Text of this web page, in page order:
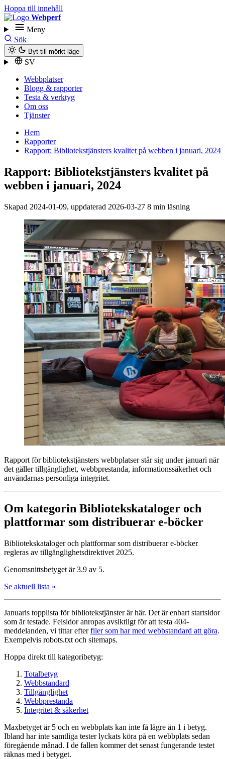
Hoppa till innehåll
Webperf
Meny
Sök
Byt till mörkt läge
SV
Webbplatser
Blogg & rapporter
Testa & verktyg
Om oss
Tjänster
Hem
Rapporter
Rapport: Biblioteks­tjänsters kvalitet på webben i januari, 2024
Rapport: Biblioteks­tjänsters kvalitet på
webben i januari, 2024
Skapad 2024-01-09, uppdaterad 2026-03-27 8 min läsning
Rapport för biblioteks­tjänsters webbplatser står sig under januari när
det gäller tillgänglighet, webbprestanda, informationssäkerhet och
användarnas personliga integritet.
Om kategorin Bibliotekskataloger och
plattformar som distribuerar e-böcker
Bibliotekskataloger och plattformar som distribuerar e-böcker
regleras av tillgänglighetsdirektivet 2025.
Genomsnittsbetyget är 3.9 av 5.
Se aktuell lista »
Januaris topplista för biblioteks­tjänster är här. Det är enbart startsidor
som är testade. Felsidor anropas avsiktligt för att testa 404-
meddelanden, vi tittar efterfiler som har med webbstandard att göra.
Exempelvis robots.txt och sitemaps.
Hoppa direkt till kategoribetyg:
Totalbetyg
Webbstandard
Tillgänglighet
Webbprestanda
Integritet & säkerhet
Maxbetyget är 5 och en webbplats kan inte få lägre än 1 i betyg.
Ibland har inte samtliga tester lyckats köra på en webbplats sedan
föregående månad. I de fallen kommer det senast fungerande testet
räknas med i betyget.